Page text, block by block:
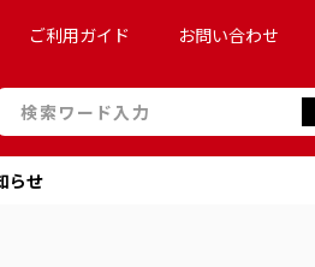
ご利用ガイド お問い合わせ
らせ